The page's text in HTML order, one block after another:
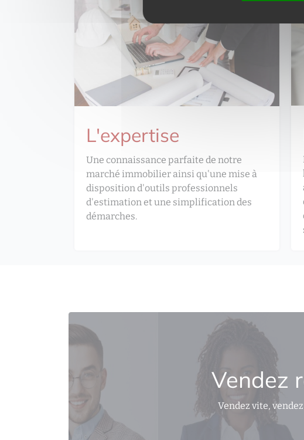
L'expertise
Une connaissance parfaite de notre
marché immobilier ainsi qu'une mise à
disposition d'outils professionnels
d'estimation et une simplification des
démarches.
Vendez
Vendez vite,